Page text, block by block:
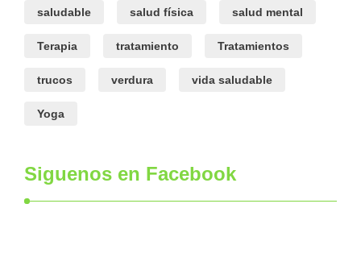
saludable salud física salud mental
Terapia tratamiento Tratamientos
trucos verdura vida saludable
Yoga
Siguenos en Facebook